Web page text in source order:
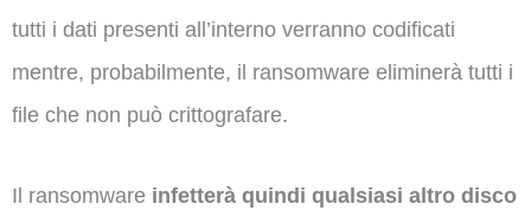
tutti i dati presenti all’interno verranno codificati
mentre, probabilmente, il ransomware eliminerà tutti i
file che non può crittografare.
Il ransomware infetterà quindi qualsiasi altro disco